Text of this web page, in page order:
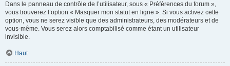
Dans le panneau de contrôle de l’utilisateur, sous « Préférences du forum »,
vous trouverez l’option « Masquer mon statut en ligne ». Si vous activez cette
option, vous ne serez visible que des administrateurs, des modérateurs et de
vous-même. Vous serez alors comptabilisé comme étant un utilisateur
invisible.
Haut